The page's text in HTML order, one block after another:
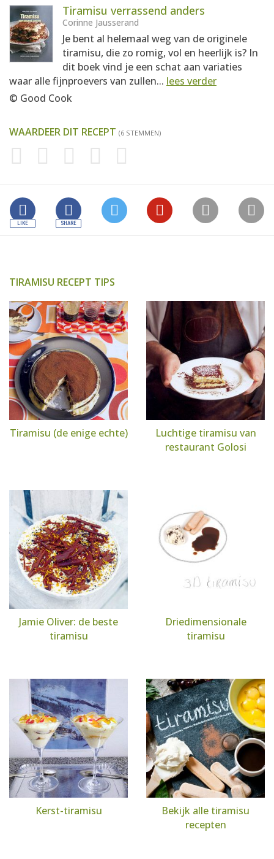
Tiramisu verrassend anders
Corinne Jausserand
Je bent al helemaal weg van de originele
tiramisu, die zo romig, vol en heerlijk is? In
dit boek vind je een schat aan variaties
waar alle fijnproevers van zullen... lees verder
© Good Cook
WAARDEER DIT RECEPT (6 STEMMEN)
TIRAMISU RECEPT TIPS
Tiramisu (de enige echte)
Luchtige tiramisu van
restaurant Golosi
Jamie Oliver: de beste
tiramisu
Driedimensionale
tiramisu
Kerst-tiramisu
Bekijk alle tiramisu
recepten